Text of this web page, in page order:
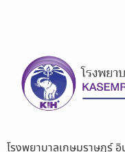
โรงพยาบาลเกษมราษฎร์